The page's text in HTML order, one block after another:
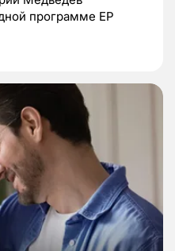
программе ЕР